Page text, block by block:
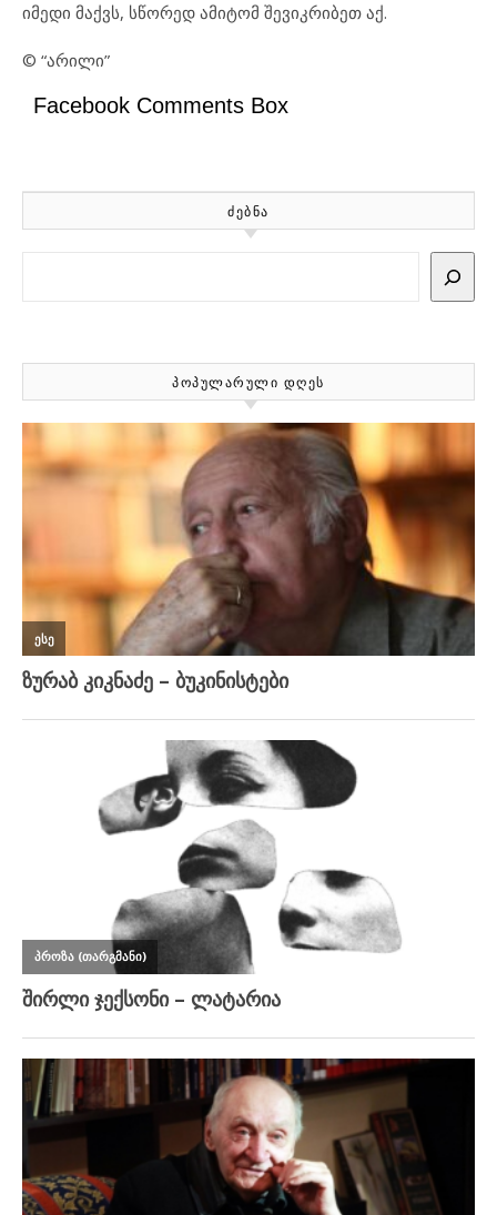
იმედი მაქვს, სწორედ ამიტომ შევიკრიბეთ აქ.
© “არილი”
Facebook Comments Box
ᲫᲔᲑᲜᲐ
ᲞᲝᲞᲣᲚᲐᲠᲣᲚᲘ ᲓᲦᲔᲡ